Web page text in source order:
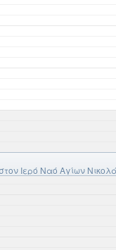
Ιερό Ναό Αγίων